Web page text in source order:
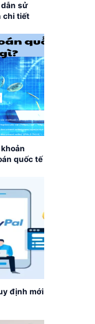
sử
chi tiết
quốc tế
định mới